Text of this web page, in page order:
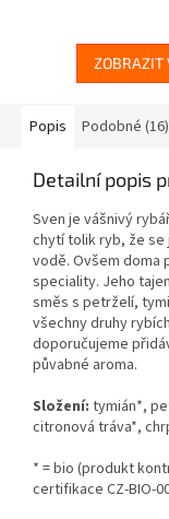
ZOBRAZIT
Popis Podobné (16)
Detailní popis
Sven je vášnivý
chytí tolik ryb, že se
vodě. Ovšem doma
speciality. Jeho
směs s petrželí,
všechny druhy
doporučujeme
půvabné aroma.
Složení: tymián*,
citronová tráva*,
* = bio (produkt
certifikace CZ-BIO-